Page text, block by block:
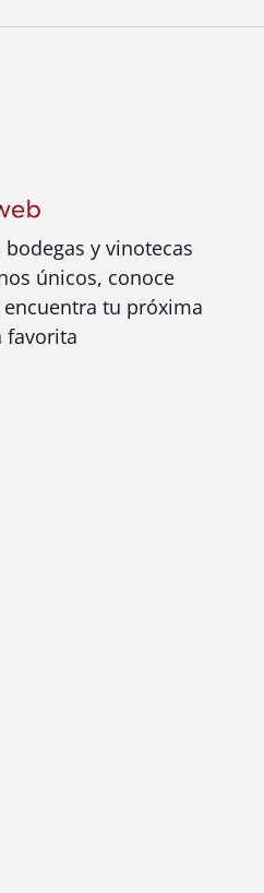
y vinotecas
únicos, conoce
tu próxima
favorita